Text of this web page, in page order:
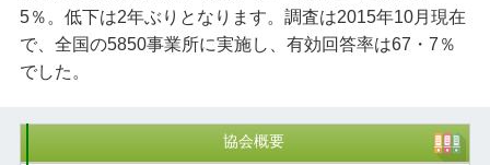
5％。低下は2年ぶりとなります。調査は2015年10月現在
で、全国の5850事業所に実施し、有効回答率は67・7％
でした。
協会概要